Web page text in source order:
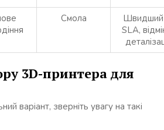
Смола
Швидший
SLA,
3D-принтера для
варіант, зверніть увагу на такі